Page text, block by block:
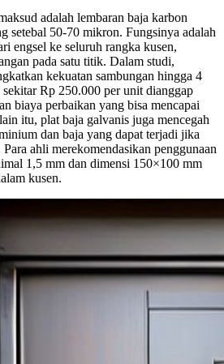
adalah lembaran baja karbon
setebal 50-70 mikron. Fungsinya adalah
engsel ke seluruh rangka kusen,
pada satu titik. Dalam studi,
kekuatan sambungan hingga 4
Rp 250.000 per unit dianggap
biaya perbaikan yang bisa mencapai
itu, plat baja galvanis juga mencegah
dan baja yang dapat terjadi jika
ahli merekomendasikan penggunaan
1,5 mm dan dimensi 150×100 mm
kusen.